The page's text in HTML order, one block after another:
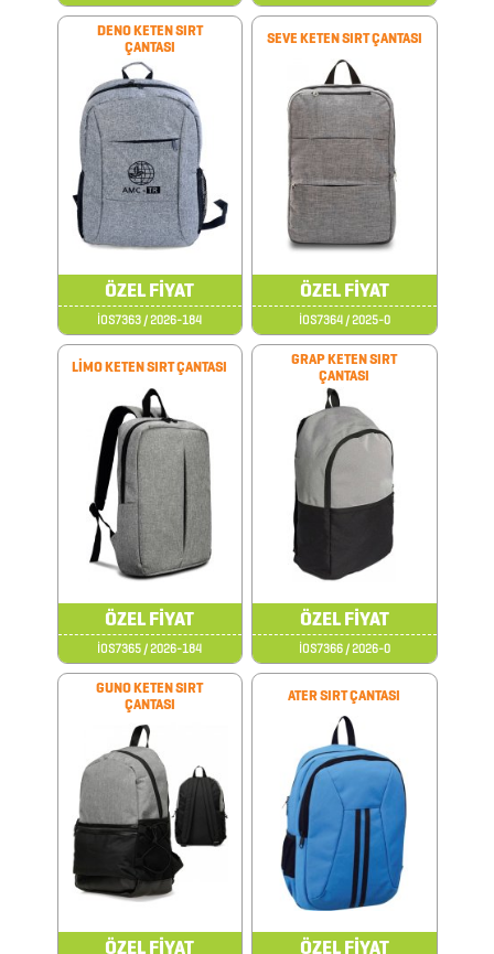
TORNAVİDA
ÇAKMAKLAR
MATARA
ÇANTALAR
TEKNOLOJİK
ÜRÜNLER
ÜRÜNLER
DENO KETEN SIRT
ÇANTASI
ÖZEL FİYAT
İOS7363 / 2026-184
SEVE KETEN SIRT ÇANTASI
ÖZEL FİYAT
İOS7364 / 2025-0
LİMO KETEN SIRT ÇANTASI
ÖZEL FİYAT
İOS7365 / 2026-184
GRAP KETEN SIRT
ÇANTASI
ÖZEL FİYAT
İOS7366 / 2026-0
GUNO KETEN SIRT
ÇANTASI
ÖZEL FİYAT
ATER SIRT ÇANTASI
ÖZEL FİYAT